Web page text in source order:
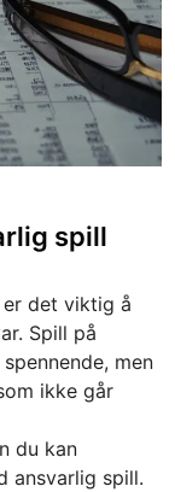
spill
det viktig å
Spill på
men
ikke går
du kan
ansvarlig spill.